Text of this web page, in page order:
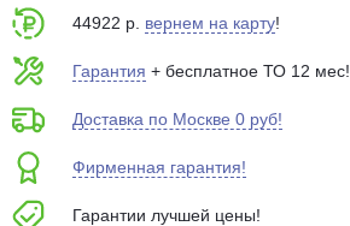
44922 р. вернем на карту!
Гарантия + бесплатное ТО 12 мес!
Доставка по Москве 0 руб!
Фирменная гарантия!
Гарантии лучшей цены!
Подробнее